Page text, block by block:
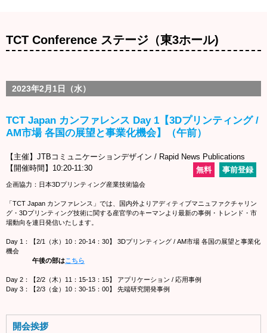
TCT Conference ステージ（東3ホール)
2023年2月1日（水）
TCT Japan カンファレンス Day 1【3Dプリンティング /
AM市場 各国の展望と事業化機会】（午前）
【主催】JTBコミュニケーションデザイン / Rapid News Publications
【開催時間】10:20-11:30
事前登録
無料
企画協力：日本3Dプリンティング産業技術協会
「TCT Japan カンファレンス」では、国内外よりアディティブマニュファクチャリン
グ・3Dプリンティング技術に関する産官学のキーマンより最新の事例・トレンド・市
場動向を連日発信いたします。
Day 1：【2/1（水）10：20-14：30】 3Dプリンティング / AM市場 各国の展望と事業化
機会
午後の部はこちら
Day 2：【2/2（木）11：15-13：15】 アプリケーション / 応用事例
Day 3：【2/3（金）10：30-15：00】 先端研究開発事例
開会挨拶